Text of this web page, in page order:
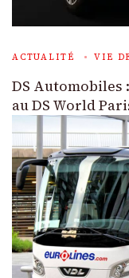
ACTUALITÉ VIE
DS Automobiles
au DS World